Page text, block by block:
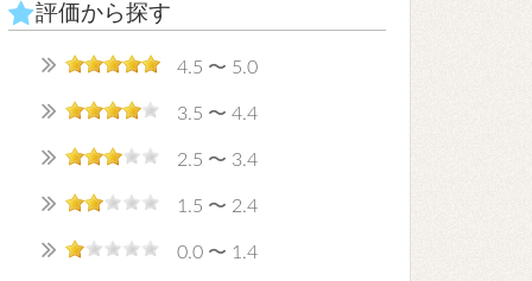
評価から探す
4.5 〜 5.0
3.5 〜 4.4
2.5 〜 3.4
1.5 〜 2.4
0.0 〜 1.4